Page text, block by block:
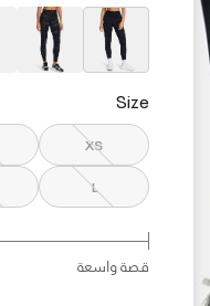
Size
XS
L
قصة واسعة